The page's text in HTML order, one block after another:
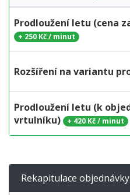
Prodloužení letu (cena
+ 250 Kč / minut
Rozšíření na variantu
Prodloužení letu (k
vrtulníku)
+ 420 Kč / minut
Rekapitulace objednávky